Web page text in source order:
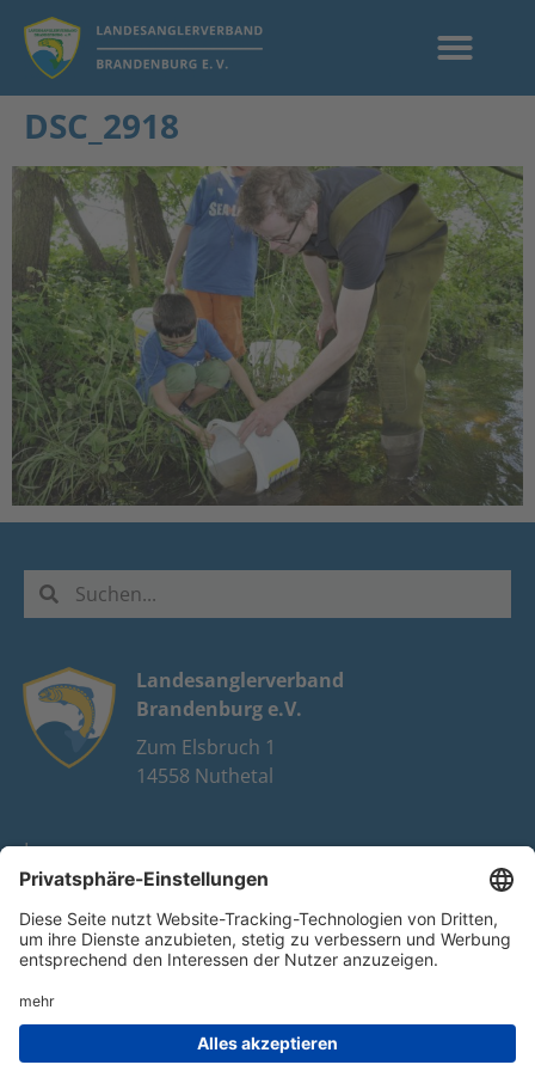
DSC_2918
Landesanglerverband
Brandenburg e.V.
Zum Elsbruch 1
14558 Nuthetal
Impressum
Datenschutz
FAQ